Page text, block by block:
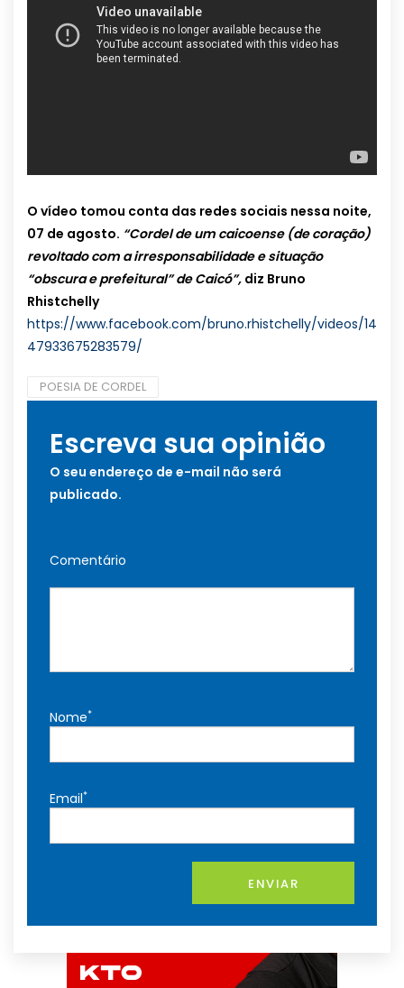
O vídeo tomou conta das redes sociais nessa noite,
07 de agosto. “Cordel de um caicoense (de coração)
revoltado com a irresponsabilidade e situação
“obscura e prefeitural” de Caicó”, diz Bruno
Rhistchelly
https://www.facebook.com/bruno.rhistchelly/videos/14
47933675283579/
POESIA DE CORDEL
Escreva sua opinião
O seu endereço de e-mail não será
publicado.
Comentário
Nome*
Email*
ENVIAR